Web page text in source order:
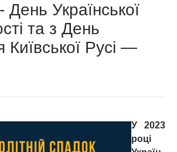
День Української
та з День
Русі —
У 2023
році